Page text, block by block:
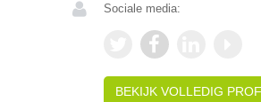
Sociale media:
BEKIJK VOLLEDIG